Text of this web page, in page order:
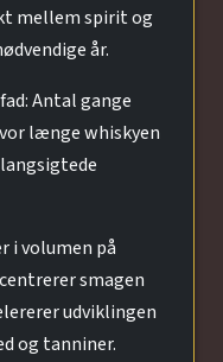
mellem spirit og
år.
Antal gange
længe whiskyen
i volumen på
smagen
udviklingen
og tanniner.